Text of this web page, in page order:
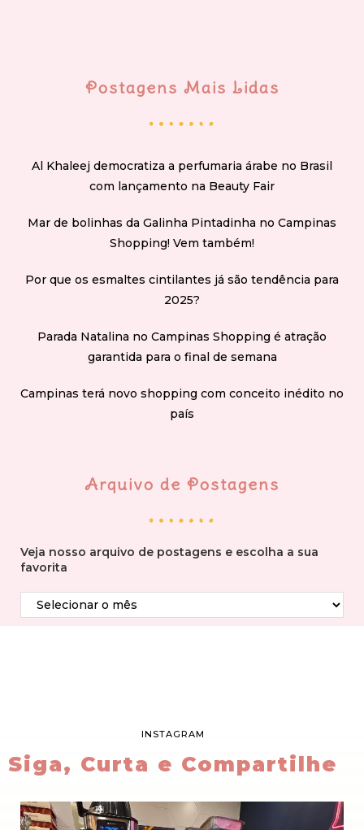
Postagens Mais Lidas
Al Khaleej democratiza a perfumaria árabe no Brasil
com lançamento na Beauty Fair
Mar de bolinhas da Galinha Pintadinha no Campinas
Shopping! Vem também!
Por que os esmaltes cintilantes já são tendência para
2025?
Parada Natalina no Campinas Shopping é atração
garantida para o final de semana
Campinas terá novo shopping com conceito inédito no
país
Arquivo de Postagens
Veja nosso arquivo de postagens e escolha a sua
favorita
INSTAGRAM
Siga, Curta e Compartilhe